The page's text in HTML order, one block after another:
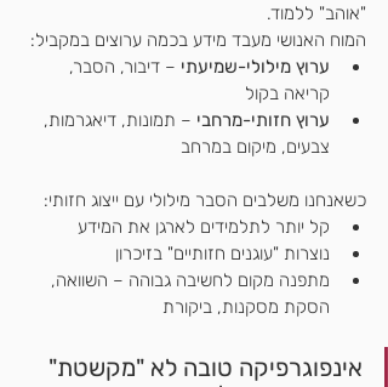
"אוהב" ללמוד.
המוח האנושי מעבד מידע בכמה ערוצים במקביל:
ערוץ מילולי-שמיעתי – דיבור, הסבר,
קריאה בקול
ערוץ חזותי-מרחבי – תמונות, דיאגרמות,
צבעים, מיקום במרחב
כשאנחנו משלבים הסבר מילולי עם ייצוג חזותי:
קל יותר לתלמידים לארגן את המידע
נוצרות "עוגנים חזותיים" בזיכרון
מתפנה מקום לחשיבה גבוהה – השוואה,
הסקת מסקנות, ביקורת
אינפוגרפיקה טובה לא "מקשטת"